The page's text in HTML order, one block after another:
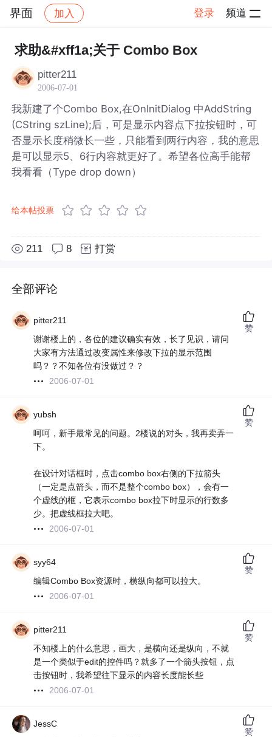
界面 加入 登录 频道
社区 界面 帖子详情
求助&#xff1a;关于 Combo Box
pitter211
2006-07-01
我新建了个Combo Box,在OnInitDialog 中AddString
(CString szLine);后，可是显示内容点下拉按钮时，可
否显示长度稍微长一些，只能看到两行内容，我的意思
是可以显示5、6行内容就更好了。希望各位高手能帮
我看看（Type drop down）
给本帖投票
211 8 打赏
全部评论
pitter211
谢谢楼上的，各位的建议确实有效，长了见识，请问
大家有方法通过改变属性来修改下拉的显示范围
吗？？不知各位有没做过？？
2006-07-01
赞
yubsh
呵呵，新手最常见的问题。2楼说的对头，我再卖弄一
下。
在设计对话框时，点击combo box右侧的下拉箭头
（一定是点箭头，而不是整个combo box），会有一
个虚线的框，它表示combo box拉下时显示的行数多
少。把虚线框拉大吧。
2006-07-01
赞
syy64
编辑Combo Box资源时，横纵向都可以拉大。
2006-07-01
赞
pitter211
不知楼上的什么意思，画大，是横向还是纵向，不就
是一个类似于edit的控件吗？就多了一个箭头按钮，点
击按钮时，我希望往下显示的内容长度能长些
2006-07-01
赞
JessC
赞